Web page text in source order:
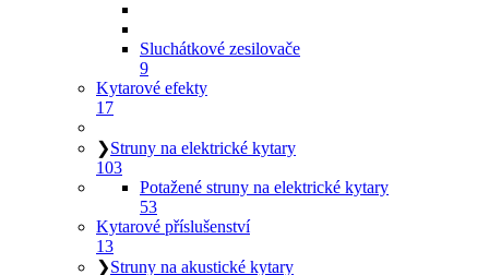
Sluchátkové zesilovače
9
Kytarové efekty
17
❯Struny na elektrické kytary
103
Potažené struny na elektrické kytary
53
Kytarové příslušenství
13
❯Struny na akustické kytary